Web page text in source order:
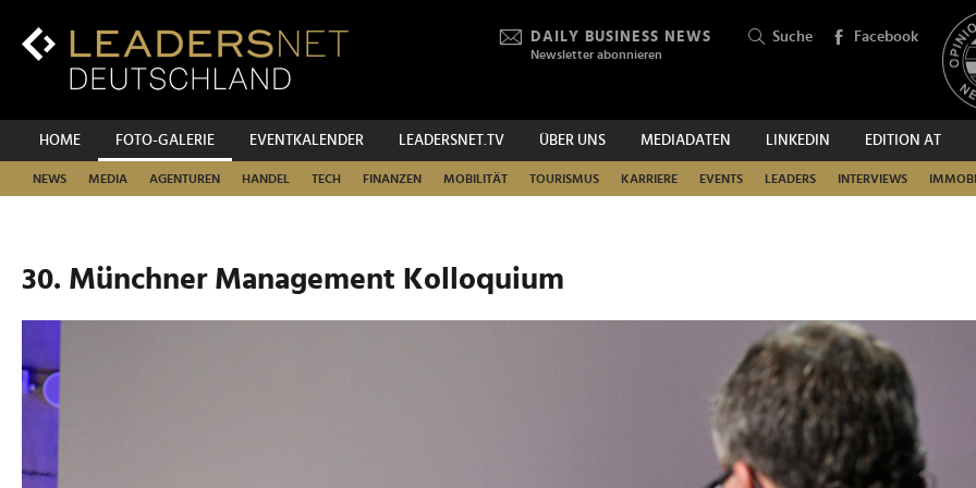
Inhalt
Hauptnavigation
DAILY BUSINESS NEWS
Newsletter abonnieren
Suche Facebook
HOME FOTO-GALERIE EVENTKALENDER LEADERSNET.TV ÜBER UNS MEDIADATEN LINKEDIN EDITION AT
NEWS MEDIA AGENTUREN HANDEL TECH FINANZEN MOBILITÄT TOURISMUS KARRIERE EVENTS LEADERS INTERVIEWS
SUCHEN
30. Münchner Management Kolloquium